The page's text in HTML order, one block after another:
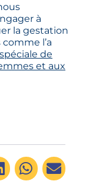
à
la gestation
l’a
de
et aux